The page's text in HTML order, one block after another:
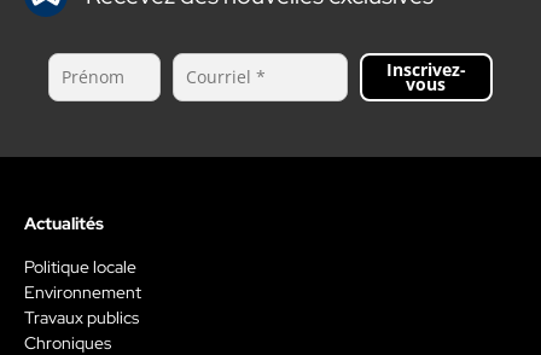
Inscrivez-
vous
Actualités
Politique locale
Environnement
Travaux publics
Chroniques